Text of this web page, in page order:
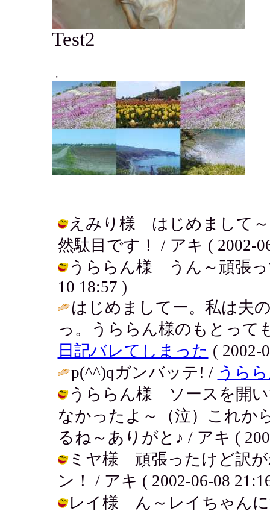
Test2
えみり様 はじめまして～
然駄目です！ / アキ ( 2002-
うららん様 うん～頑張っ
10 18:57 )
はじめましてー。私は夫
っ。うららん様のもとって
日記バレてしまった ( 2002-
p(^^)qガンバッテ! / うら
うららん様 ソースを開い
なかったよ～（泣）これか
るね～ありがと♪ / アキ (
ミヤ様 頑張ったけど訳が
ン！ / アキ ( 2002-06-08
レイ様 ん～レイちゃん